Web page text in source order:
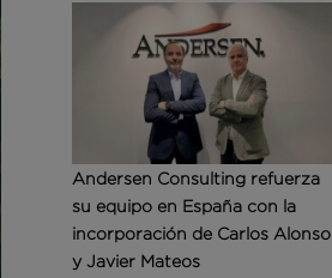
Andersen Consulting refuerza
su equipo en España con la
incorporación de Carlos Alonso
y Javier Mateos